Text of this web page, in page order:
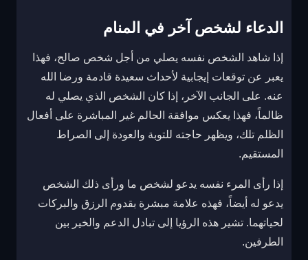
الدعاء لشخص آخر في المنام
إذا شاهد الشخص نفسه يصلي من أجل شخص صالح، فهذا
يعبر عن توقعات إيجابية لأحداث سعيدة قادمة ورضا الله
عنه. على الجانب الآخر، إذا كان الشخص الذي يصلي له
ظالماً، فهذا يعكس موافقة الحالم غير المباشرة على أفعال
الظلم تلك، ويظهر حاجته للتوبة والعودة إلى الصراط
المستقيم.
إذا رأى المرء نفسه يدعو لشخص ما ورأى ذلك الشخص
يدعو له أيضاً، فهذه علامة مبشرة بقدوم الرزق والبركات
لحياتهما. تشير هذه الرؤيا إلى تبادل الدعم والخير بين
الطرفين.